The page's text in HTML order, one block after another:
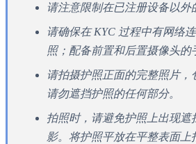
请注意限制在已注册设备以外
请确保在 KYC 过程中有网络
照；配备前置和后置摄像头的
请拍摄护照正面的完整照片，
请勿遮挡护照的任何部分。
拍照时，请避免护照上出现遮
影。将护照平放在平整表面上